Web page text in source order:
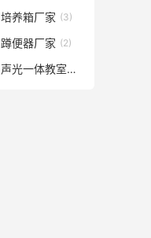
培养箱厂家 (3)
蹲便器厂家 (2)
(1) 声光一体教室灯